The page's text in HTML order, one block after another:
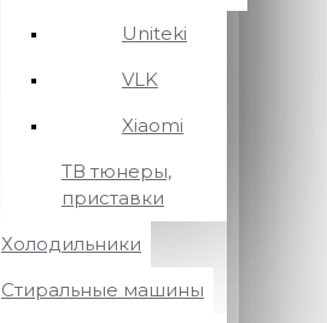
Uniteki
VLK
Xiaomi
ТВ тюнеры,
приставки
Холодильники
Стиральные машины